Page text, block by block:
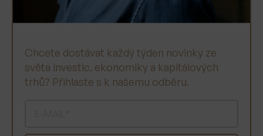
Chcete dostávat každý týden novinky ze
světa investic, ekonomiky a kapitálových
trhů? Přihlaste s k našemu odběru.